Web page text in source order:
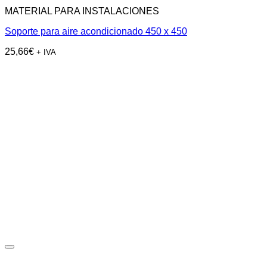
MATERIAL PARA INSTALACIONES
Soporte para aire acondicionado 450 x 450
25,66€ + IVA